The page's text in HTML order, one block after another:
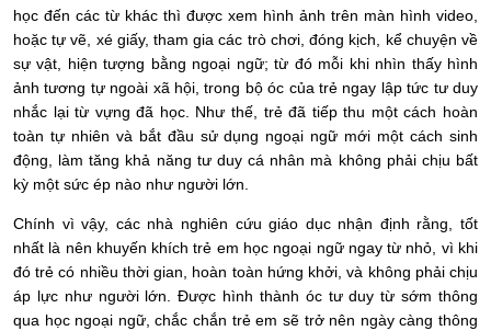
học đến các từ khác thì được xem hình ảnh trên màn hình video,
hoặc tự vẽ, xé giấy, tham gia các trò chơi, đóng kịch, kể chuyện về
sự vật, hiện tượng bằng ngoại ngữ; từ đó mỗi khi nhìn thấy hình
ảnh tương tự ngoài xã hội, trong bộ óc của trẻ ngay lập tức tư duy
nhắc lại từ vựng đã học. Như thế, trẻ đã tiếp thu một cách hoàn
toàn tự nhiên và bắt đầu sử dụng ngoại ngữ mới một cách sinh
động, làm tăng khả năng tư duy cá nhân mà không phải chịu bất
kỳ một sức ép nào như người lớn.
Chính vì vậy, các nhà nghiên cứu giáo dục nhận định rằng, tốt
nhất là nên khuyến khích trẻ em học ngoại ngữ ngay từ nhỏ, vì khi
đó trẻ có nhiều thời gian, hoàn toàn hứng khởi, và không phải chịu
áp lực như người lớn. Được hình thành óc tư duy từ sớm thông
qua học ngoại ngữ, chắc chắn trẻ em sẽ trở nên ngày càng thông